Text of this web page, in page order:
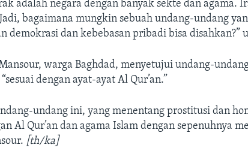
adalah negara dengan banyak sekte dan agama.
bagaimana mungkin sebuah undang-undang
demokrasi dan kebebasan pribadi bisa disahkan?”
warga Baghdad, menyetujui undang-
dengan ayat-ayat Al Qur’an.”
undang ini, yang menentang prostitusi dan
Al Qur’an dan agama Islam dengan sepenuhnya
[th/ka]